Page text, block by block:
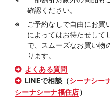
確認ください。
ご予約なしで自由にお買
によってはお待たせして
で、スムーズなお買い物
ります。
よくある質問
LINEで相談（シーナシー
シーナシーナ福住店）